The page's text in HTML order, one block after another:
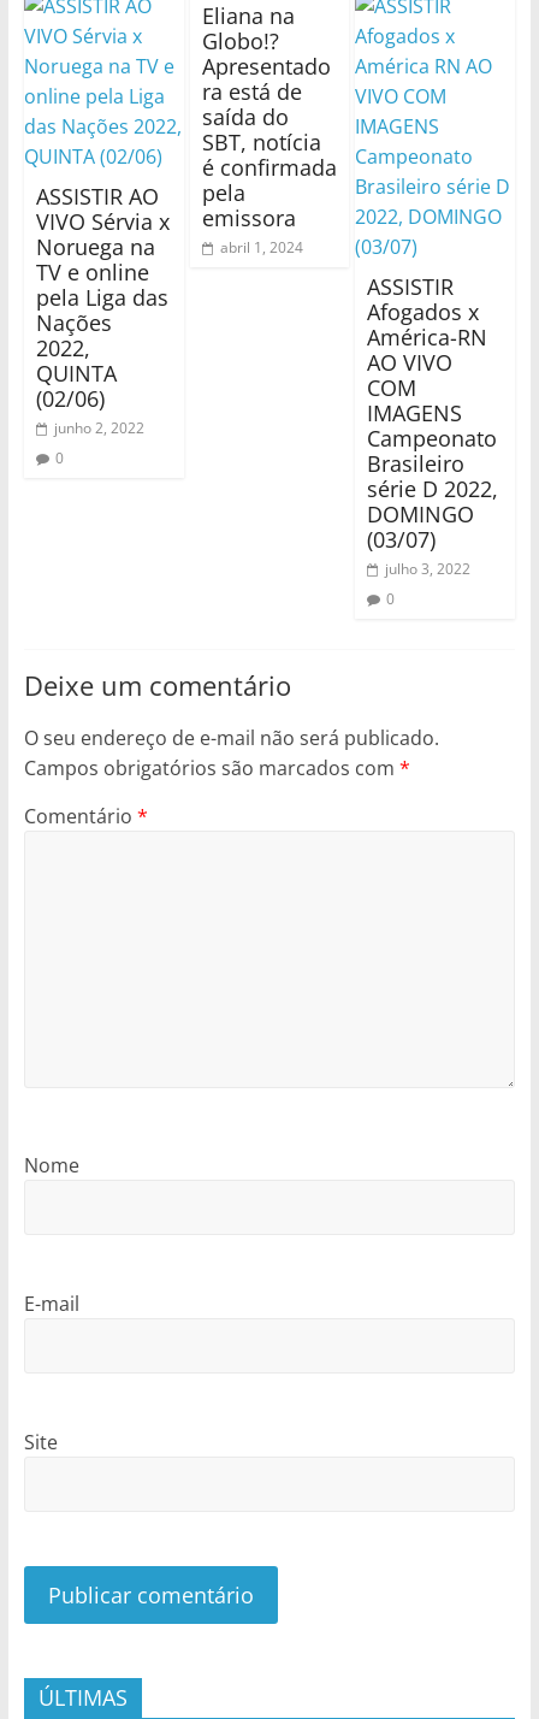
ASSISTIR AO
VIVO Sérvia x
Noruega na
TV e online
pela Liga das
Nações
2022,
QUINTA
(02/06)
junho 2, 2022
0
Eliana na
Globo!?
Apresentado
ra está de
saída do
SBT, notícia
é confirmada
pela
emissora
abril 1, 2024
ASSISTIR
Afogados x
América-RN
AO VIVO
COM
IMAGENS
Campeonato
Brasileiro
série D 2022,
DOMINGO
(03/07)
julho 3, 2022
0
Deixe um comentário
O seu endereço de e-mail não será publicado.
Campos obrigatórios são marcados com *
Comentário *
Nome
E-mail
Site
ÚLTIMAS